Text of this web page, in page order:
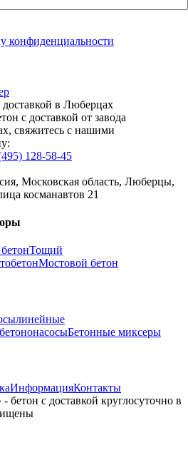
конфиденциальности
доставкой в Люберцах
с доставкой от завода
свяжитесь с нашими
128-58-45
Московская область, Люберцы,
косманавтов 21
Тощий
Мостовой бетон
линейные
Бетонные миксеры
ИнформацияКонтакты
с доставкой круглосуточно в